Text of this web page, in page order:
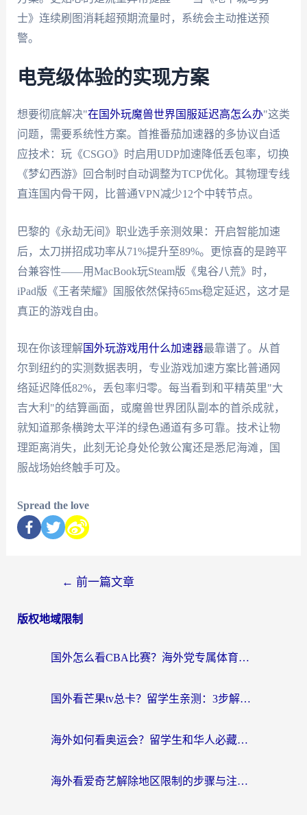
士》连续刷图消耗超预期流量时，系统会主动推送预
警。
电竞级体验的实现方案
想要彻底解决"在国外玩魔兽世界国服延迟高怎么办"这类
问题，需要系统性方案。首推番茄加速器的多协议自适
应技术：玩《CSGO》时启用UDP加速降低丢包率，切换
《梦幻西游》回合制时自动调整为TCP优化。其物理专线
直连国内骨干网，比普通VPN减少12个中转节点。
巴黎的《永劫无间》职业选手亲测效果：开启智能加速
后，太刀拼招成功率从71%提升至89%。更惊喜的是跨平
台兼容性——用MacBook玩Steam版《鬼谷八荒》时，
iPad版《王者荣耀》国服依然保持65ms稳定延迟，这才是
真正的游戏自由。
现在你该理解国外玩游戏用什么加速器最靠谱了。从首
尔到纽约的实测数据表明，专业游戏加速方案比普通网
络延迟降低82%，丢包率归零。每当看到和平精英里"大
吉大利"的结算画面，或魔兽世界团队副本的首杀成就，
就知道那条横跨太平洋的绿色通道有多可靠。技术让物
理距离消失，此刻无论身处伦敦公寓还是悉尼海滩，国
服战场始终触手可及。
Spread the love
← 前一篇文章
版权地域限制
国外怎么看CBA比赛？海外党专属体育直播指南，告别地区限制看球自由
国外看芒果tv总卡？留学生亲测：3步解决地域限制+流畅追剧攻略
海外如何看奥运会？留学生和华人必藏的体育赛事观看终极指南
海外看爱奇艺解除地区限制的步骤与注意事项详解：留学生必看的无卡顿追剧指南